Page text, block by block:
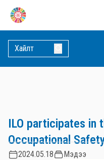
ILO participates in
Occupational
2024.05.18 Мэдээ